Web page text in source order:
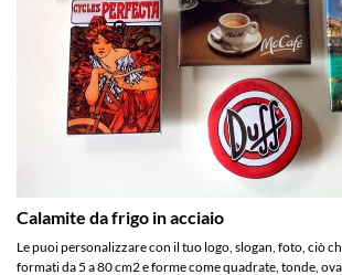
Calamite da frigo in acciaio
Le puoi personalizzare con il tuo logo, slogan, foto, ciò
formati da 5 a 80 cm2 e forme come quadrate, tonde,